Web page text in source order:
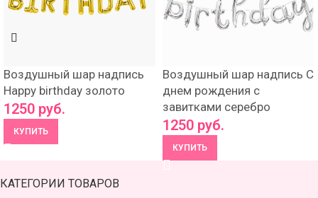
Воздушный шар надпись
Happy birthday золото
1250 руб.
КУПИТЬ
Воздушный шар надпись С
днем рождения с
завитками серебро
1250 руб.
КУПИТЬ
КАТЕГОРИИ ТОВАРОВ